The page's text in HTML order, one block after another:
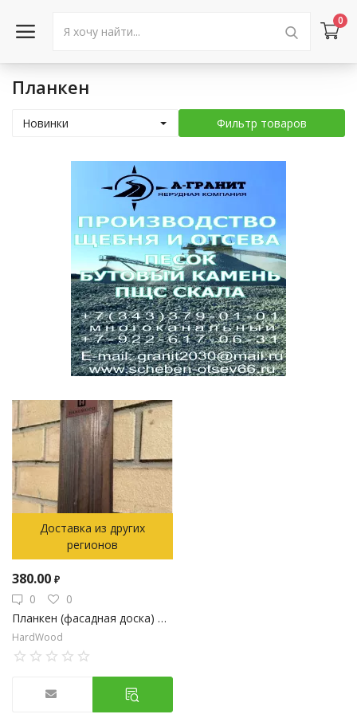
0
Войти в аккаунт
Объявления
Контакты
Город: Колумбус
Планкен
Новинки Фильтр товаров
Доставка из других
регионов
380.00 ₽
0
0
Планкен (фасадная доска) из каменной древесины
HardWood